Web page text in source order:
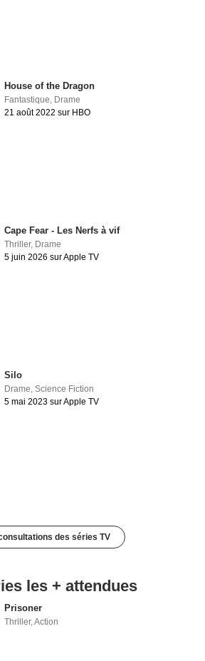
House of the Dragon
Fantastique, Drame
21 août 2022 sur HBO
Cape Fear - Les Nerfs à vif
Thriller, Drame
5 juin 2026 sur Apple TV
Silo
Drame,Science Fiction
5 mai 2023 sur Apple TV
des séries TV
les + attendues
Prisoner
Thriller,Action